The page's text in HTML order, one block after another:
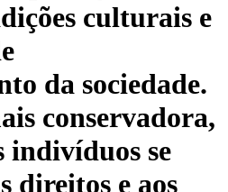
culturais e
da sociedade.
conservadora,
indivíduos se
direitos e aos